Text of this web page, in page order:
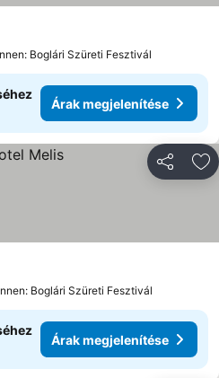
Boglári Szüreti Fesztivál
Árak megjelenítése
Boglári Szüreti Fesztivál
Árak megjelenítése